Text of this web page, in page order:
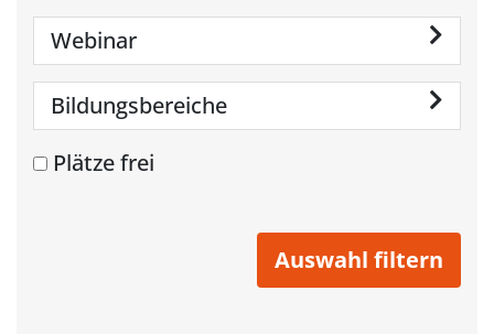
Webinar
Bildungsbereiche
Plätze frei